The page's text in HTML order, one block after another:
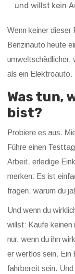
und willst kein
Wenn keiner dieser
Benzinauto heute
umweltschädlicher,
als ein Elektroauto.
Was tun,
bist?
Probiere es aus.
Führe einen
Arbeit, erledige
merken: Es ist
fragen, warum du
Und wenn du
willst: Kaufe keinen
nur, wenn du ihn
er wertlos sein. Ein
fahrbereit sein.